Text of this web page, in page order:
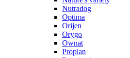
Nutradog
Optima
Orijen
Orygo
Ownat
Proplan